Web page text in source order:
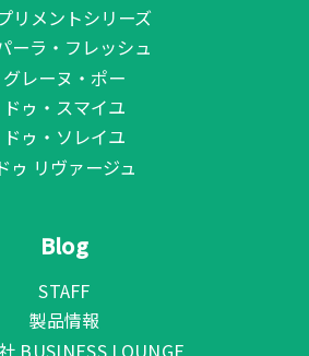
リメントシリーズ
ーラ・フレッシュ
グレーヌ・ポー
ドゥ・スマイユ
ドゥ・ソレイユ
ゥ リヴァージュ
Blog
STAFF
製品情報
BUSINESS LOUNGE